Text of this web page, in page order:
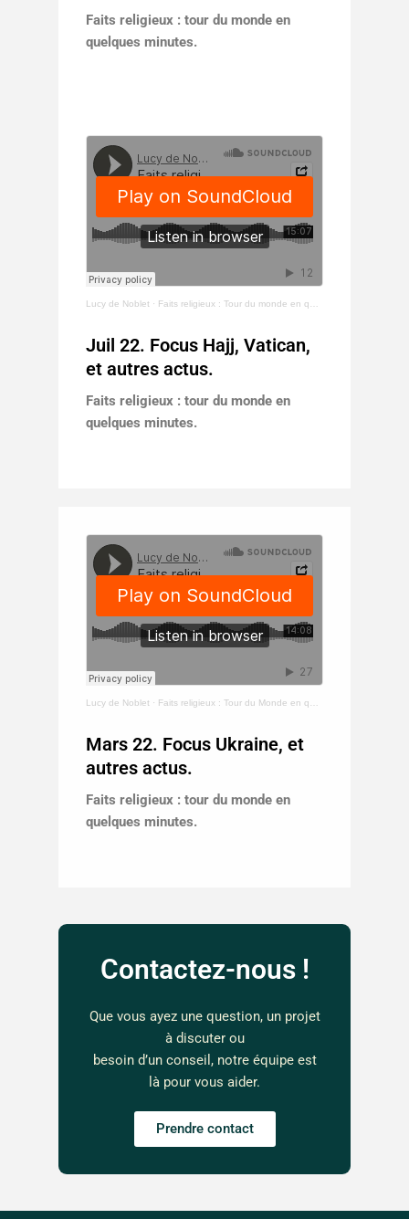
Faits religieux : tour du monde en
quelques minutes.
Lucy de Noblet · Faits religieux : Tour du monde en quelques minutes -Juil 22. Focus Hajj, Vatican, et autres actus.
Juil 22. Focus Hajj, Vatican,
et autres actus.
Faits religieux : tour du monde en
quelques minutes.
Lucy de Noblet · Faits religieux : Tour du Monde en quelques minutes - mars 22. Focus Ukraine, et autres actus.
Mars 22. Focus Ukraine, et
autres actus.
Faits religieux : tour du monde en
quelques minutes.
Contactez-nous !
Que vous ayez une question, un projet
à discuter ou
besoin d’un conseil, notre équipe est
là pour vous aider.
Prendre contact